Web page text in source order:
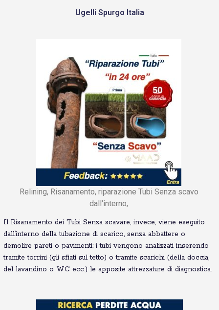
Ugelli Spurgo Italia
Relining, Risanamento, riparazione Tubi Senza scavo
dall'interno,
Il Risanamento dei Tubi Senza scavare, invece, viene eseguito
dall’interno della tubazione di scarico, senza abbattere o
demolire pareti o pavimenti: i tubi vengono analizzati inserendo
tramite torrini (gli sfiati sul tetto) o tramite scarichi (della doccia,
del lavandino o WC ecc.) le apposite attrezzature di diagnostica.